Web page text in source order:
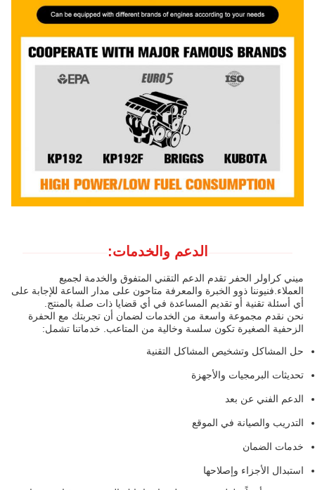
الدعم والخدمات:
ميني كراولر الحفر تقدم الدعم التقني المتفوق والخدمة لجميع
العملاء.فنيوننا ذوو الخبرة والمعرفة متاحون على مدار الساعة للإجابة على
أي أسئلة تقنية أو تقديم المساعدة في أي قضايا ذات صلة بالمنتج.
نحن نقدم مجموعة واسعة من الخدمات لضمان أن تجربتك مع الحفرة
الزحفية الصغيرة تكون سلسة وخالية من المتاعب. خدماتنا تشمل:
حل المشاكل وتشخيص المشاكل التقنية
تحديثات البرمجيات والأجهزة
الدعم الفني عن بعد
التدريب والصيانة في الموقع
خدمات الضمان
استبدال الأجزاء وإصلاحها